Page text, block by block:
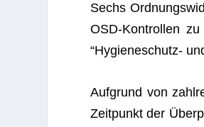
Sechs
OSD-Kon­trol­len
“Hygie­ne­schutz-
Auf­grund von
Zeit­punkt der